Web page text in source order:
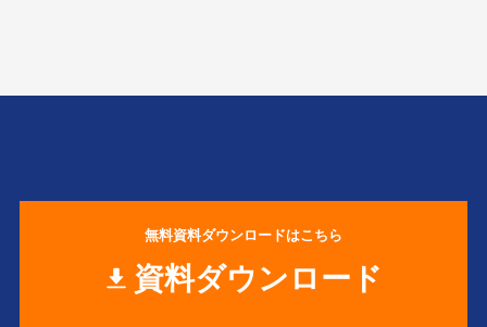
無料資料ダウンロードはこちら
資料ダウンロード